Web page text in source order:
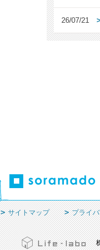
26/07/21
サイトマップ プライ